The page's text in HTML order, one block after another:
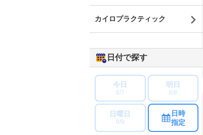
カイロプラクティック
日付で探す
今日
8/7
明日
8/8
日曜日
8/9
日時
指定